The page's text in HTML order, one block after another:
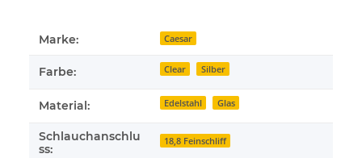
Marke: Caesar
Farbe: Clear Silber
Material: Edelstahl Glas
Schlauchanschlu
ss:
18,8 Feinschliff